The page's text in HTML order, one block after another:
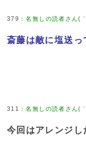
379 ：名無しの読者さん(
斎藤は敵に塩送っ
311 ：名無しの読者さん(
今回はアレンジし